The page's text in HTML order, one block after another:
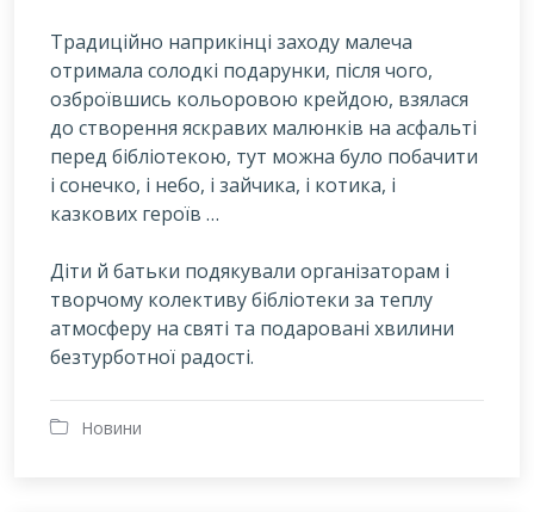
Традиційно наприкінці заходу малеча
отримала солодкі подарунки, після чого,
озброївшись кольоровою крейдою, взялася
до створення яскравих малюнків на асфальті
перед бібліотекою, тут можна було побачити
і сонечко, і небо, і зайчика, і котика, і
казкових героїв …
Діти й батьки подякували організаторам і
творчому колективу бібліотеки за теплу
атмосферу на святі та подаровані хвилини
безтурботної радості.
Новини